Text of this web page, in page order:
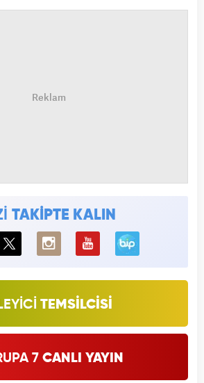
TAKİPTE KALIN
BiP
TEMSİLCİSİ
7 CANLI YAYIN